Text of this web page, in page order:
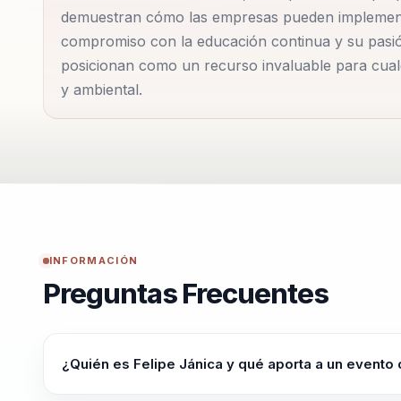
Internacionales de Información Financiera (NIIF).
el acceso a la inversión extranjera, impulsando el
mucho más que un conferencista; es un
empresarial un espacio más innovador y
herramientas prácticas para enfrentar los
sin comprometer los principios éticos y ambientales.
demuestran cómo las empresas pueden
compromiso con la educación continua y su
posicionan como un recurso invaluable para
y ambiental.
INFORMACIÓN
Preguntas Frecuentes
¿Quién es Felipe Jánica y qué aporta a un evento